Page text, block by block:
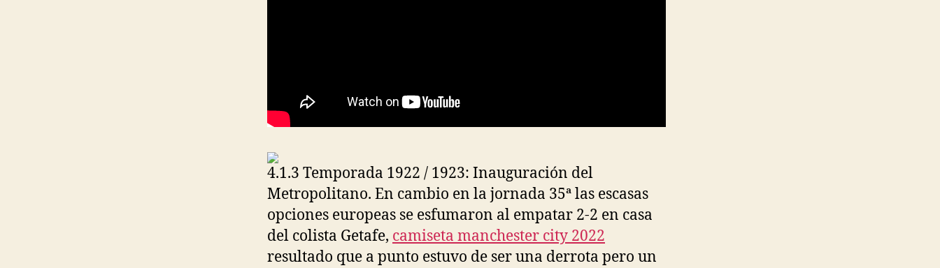
4.1.3 Temporada 1922 / 1923: Inauguración del
Metropolitano. En cambio en la jornada 35ª las escasas
opciones europeas se esfumaron al empatar 2-2 en casa
del colista Getafe, camiseta manchester city 2022
resultado que a punto estuvo de ser una derrota pero un